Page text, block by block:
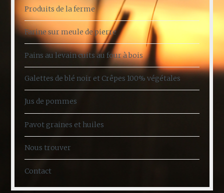
Produits de la ferme
Farine sur meule de pierre
Pains au levain cuits au four à bois
Galettes de blé noir et Crêpes 100% végétales
Jus de pommes
Pavot graines et huiles
Nous trouver
Contact